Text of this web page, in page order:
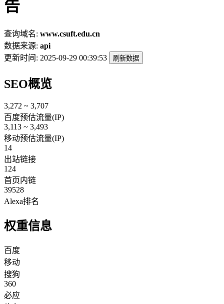
告
查询域名: www.csuft.edu.cn
数据来源: api
更新时间: 2025-09-29 00:39:53 刷新数据
SEO概览
3,272 ~ 3,707
百度预估流量(IP)
3,113 ~ 3,493
移动预估流量(IP)
14
出站链接
124
首页内链
39528
Alexa排名
权重信息
百度
移动
搜狗
360
必应